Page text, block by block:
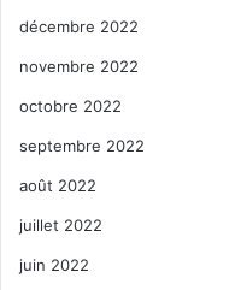
décembre 2022
novembre 2022
octobre 2022
septembre 2022
août 2022
juillet 2022
juin 2022